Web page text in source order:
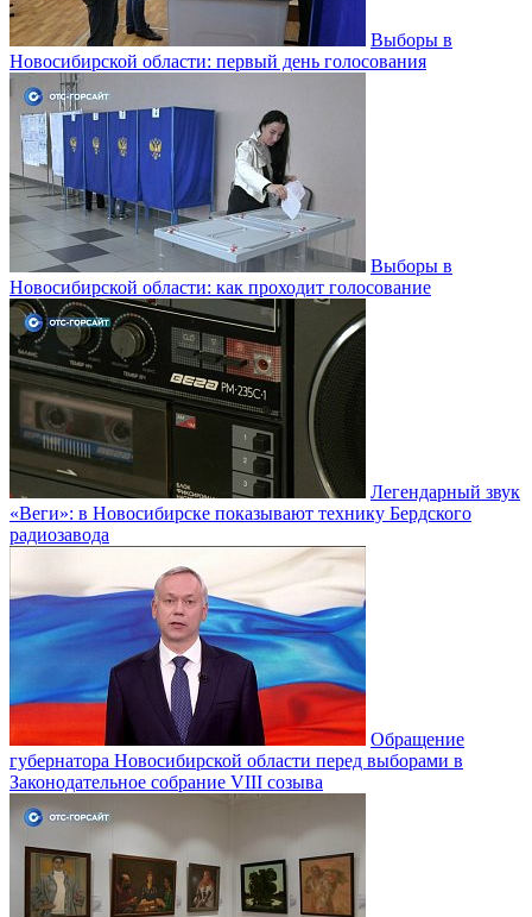
Выборы в
Новосибирской области: первый день голосования
Выборы в
Новосибирской области: как проходит голосование
Легендарный звук
«Веги»: в Новосибирске показывают технику Бердского
радиозавода
Обращение
губернатора Новосибирской области перед выборами в
Законодательное собрание VIII созыва